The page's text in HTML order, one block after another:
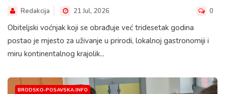
Redakcija 21 Jul, 2026 0
Obiteljski voćnjak koji se obrađuje već tridesetak godina
postao je mjesto za uživanje u prirodi, lokalnoj gastronomiji i
miru kontinentalnog krajolik...
BRODSKO-POSAVSKA.INFO